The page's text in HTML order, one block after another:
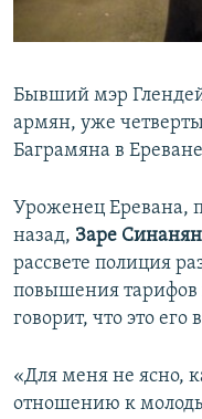
Все сайты Радио
Бывший мэр
армян, уже
Баграмяна в
Уроженец Еревана,
назад, Заре Синанян
рассвете полиция
повышения тарифов
говорит, что это его
«Для меня не ясно,
отношению к